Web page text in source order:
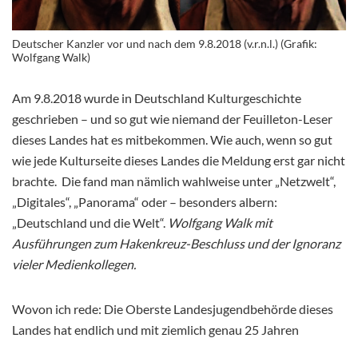
Deutscher Kanzler vor und nach dem 9.8.2018 (v.r.n.l.) (Grafik:
Wolfgang Walk)
Am 9.8.2018 wurde in Deutschland Kulturgeschichte
geschrieben – und so gut wie niemand der Feuilleton-Leser
dieses Landes hat es mitbekommen. Wie auch, wenn so gut
wie jede Kulturseite dieses Landes die Meldung erst gar nicht
brachte. Die fand man nämlich wahlweise unter „Netzwelt“,
„Digitales“, „Panorama“ oder – besonders albern:
„Deutschland und die Welt“. Wolfgang Walk mit
Ausführungen zum Hakenkreuz-Beschluss und der Ignoranz
vieler Medienkollegen.
Wovon ich rede: Die Oberste Landesjugendbehörde dieses
Landes hat endlich und mit ziemlich genau 25 Jahren